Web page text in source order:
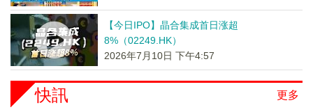
【今日IPO】晶合集成首日涨超
8%（02249.HK）
2026年7月10日 下午4:57
更多
快訊